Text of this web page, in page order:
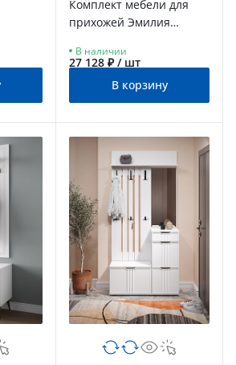
Комплект мебели для
прихожей Эмилия
керамика
В наличии
27 128 ₽ / шт
В корзину